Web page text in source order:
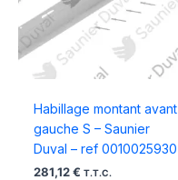
Habillage montant avant
gauche S – Saunier
Duval – ref 0010025930
281,12 € T.T.C.